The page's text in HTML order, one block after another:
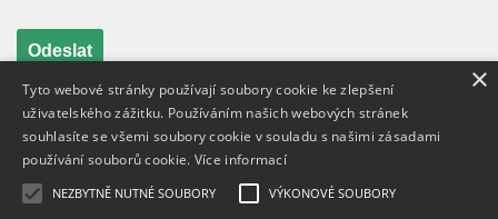
Textový obsah je zveřejněn pod licencíCreative Commons BY
×
Tyto webové stránky používají soubory cookie ke zlepšení
uživatelského zážitku. Používáním našich webových stránek
souhlasíte se všemi soubory cookie v souladu s našimi zásadami
používání souborů cookie. Více informací
NEZBYTNĚ NUTNÉ SOUBORY VÝKONOVÉ SOUBORY